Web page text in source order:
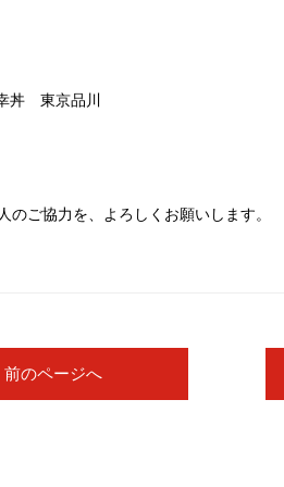
丼 東京品川
のご協力を、よろしくお願いします。
前のページへ